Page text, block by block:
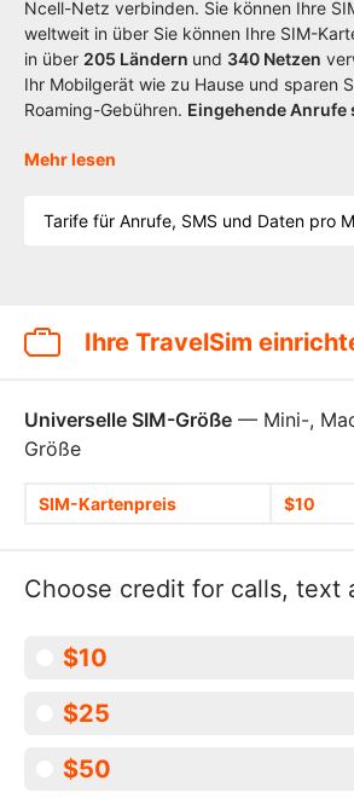
Ncell-Netz verbinden. Sie können Ihre
weltweit in über Sie können Ihre SIM-
in über 205 Ländern und 340 Netzen
Ihr Mobilgerät wie zu Hause und sparen
Roaming-Gebühren. Eingehende
Mehr lesen
Tarife für Anrufe, SMS und Daten pro
Ihre TravelSim
Universelle SIM-Größe — Mini-,
Größe
SIM-Kartenpreis $10
Choose credit for calls, text
$10
$25
$50